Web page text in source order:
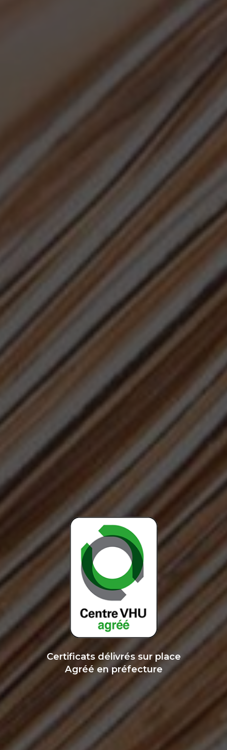
Certificats délivrés sur place
Agréé en préfecture